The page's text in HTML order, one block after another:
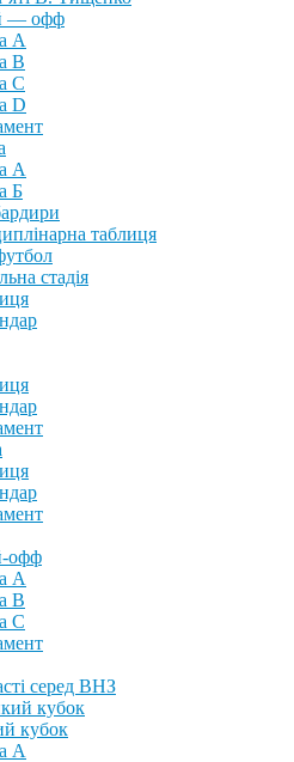
— офф
А
B
С
D
А
Б
таблиця
стадія
офф
А
В
С
серед ВНЗ
кубок
кубок
А